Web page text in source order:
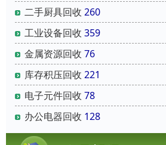
二手厨具回收 260
工业设备回收 359
金属资源回收 76
库存积压回收 221
电子元件回收 78
办公电器回收 128